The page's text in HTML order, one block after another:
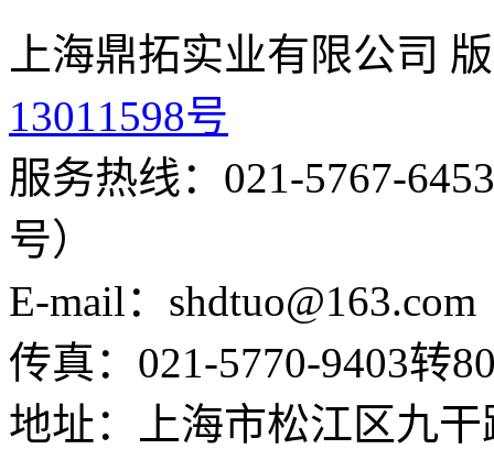
上海鼎拓实业有限公司
13011598号
服务热线：021-5767-
号）
E-mail：shdtuo@163.com
传真：021-5770-9403转
地址：上海市松江区九